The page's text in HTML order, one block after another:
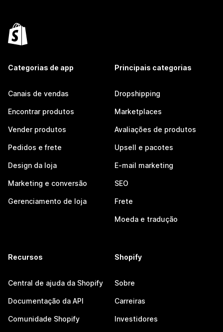
Categorias de app
Canais de vendas
Encontrar produtos
Vender produtos
Pedidos e frete
Design da loja
Marketing e conversão
Gerenciamento de loja
Principais categorias
Dropshipping
Marketplaces
Avaliações de produtos
Upsell e pacotes
E-mail marketing
SEO
Frete
Moeda e tradução
Recursos
Central de ajuda da Shopify
Documentação da API
Comunidade Shopify
Shopify
Sobre
Carreiras
Investidores